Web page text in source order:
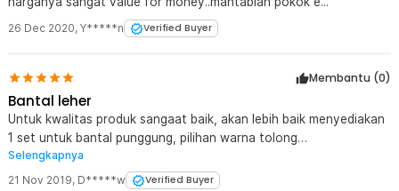
26 Dec 2020, Y*****n Verified Buyer
Membantu (0)
Bantal leher
Untuk kwalitas produk sangaat baik, akan lebih baik menyediakan
1 set untuk bantal punggung, pilihan warna tolong
disediakan...thanks jaknot.
Selengkapnya
21 Nov 2019, D*****w Verified Buyer